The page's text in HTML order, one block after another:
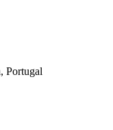
Portugal